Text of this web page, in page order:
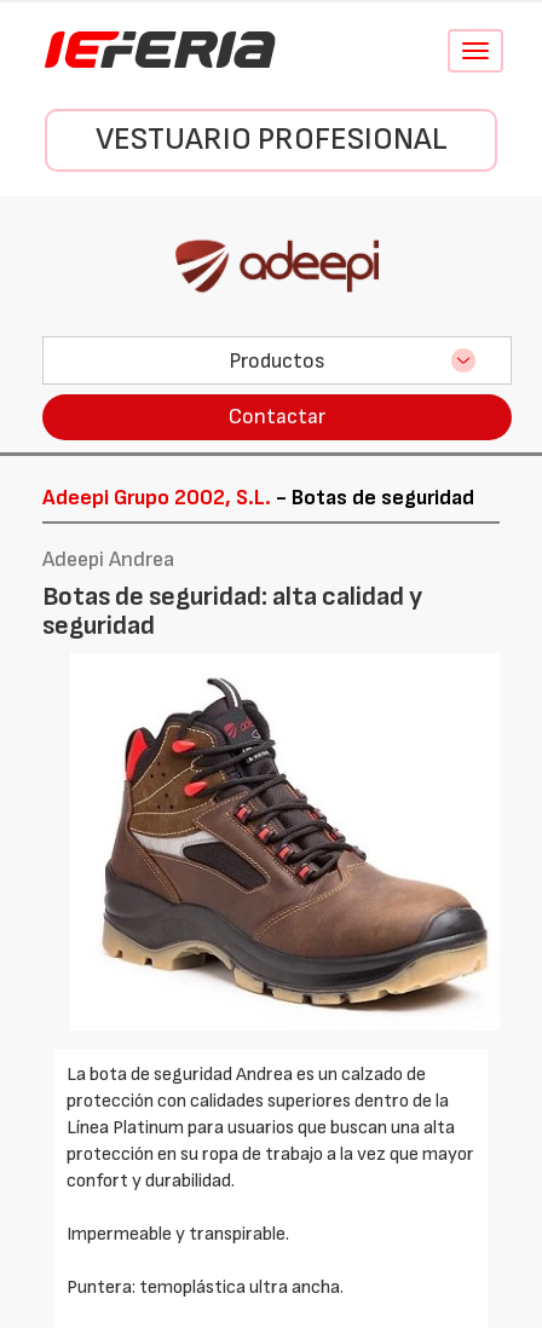
Conmutar
VESTUARIO PROFESIONAL
Productos
Contactar
Adeepi Grupo 2002, S.L. - Botas de seguridad
Adeepi Andrea
Botas de seguridad: alta calidad y
seguridad
La bota de seguridad Andrea es un calzado de
protección con calidades superiores dentro de la
Línea Platinum para usuarios que buscan una alta
protección en su ropa de trabajo a la vez que mayor
confort y durabilidad.
Impermeable y transpirable.
Puntera: temoplástica ultra ancha.